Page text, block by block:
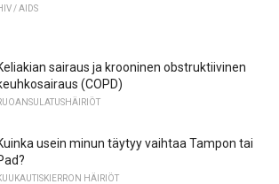
/ AIDS
sairaus ja krooninen obstruktiivinen
(COPD)
usein minun täytyy vaihtaa Tampon tai
HÄIRIÖT